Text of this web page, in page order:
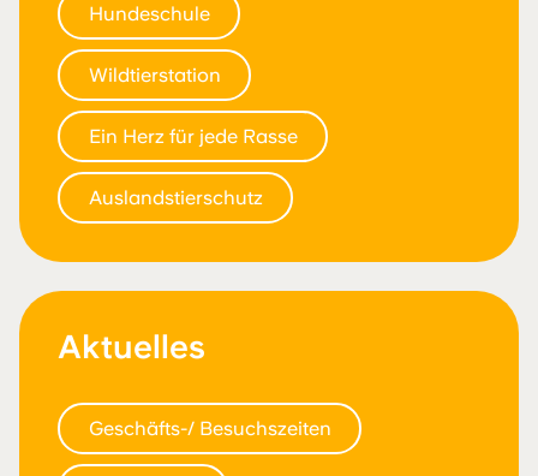
Hundeschule
Wildtierstation
Ein Herz für jede Rasse
Auslandstierschutz
Aktuelles
Geschäfts-/ Besuchszeiten